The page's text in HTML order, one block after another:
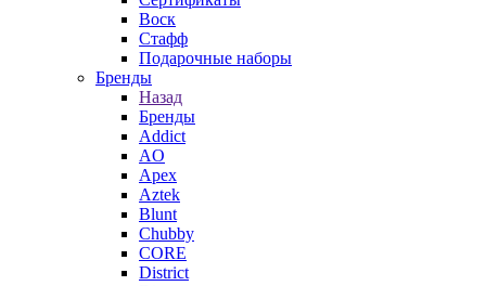
Воск
Стафф
Подарочные наборы
Бренды
Назад
Бренды
Addict
AO
Apex
Aztek
Blunt
Chubby
CORE
District